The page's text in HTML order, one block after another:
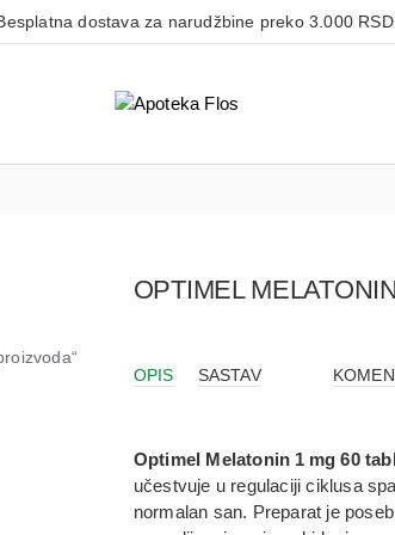
dostava za narudžbine preko 3.000 RSD
OPTIMEL
OPIS SASTAV
Optimel Melatonin 1 mg 60
učestvuje u regulacijiciklusa
normalan san. Preparat je